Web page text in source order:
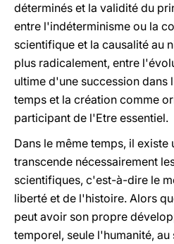
déterminés et la validité du
entre l'indéterminisme ou la
scientifique et la causalité au
plus radicalement, entre
ultime d'une succession dans
temps et la création comme
participant de l'Etre essentiel.
Dans le même temps, il existe
transcende nécessairement
scientifiques, c'est-à-dire le
liberté et de l'histoire. Alors
peut avoir son propre
temporel, seule l'humanité,